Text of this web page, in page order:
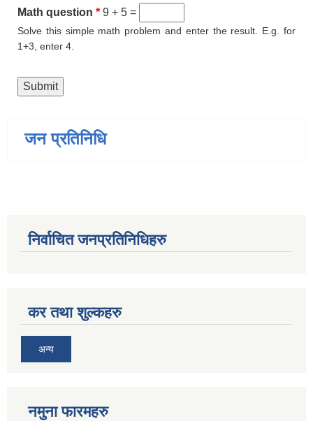
Math question * 9 + 5 =
Solve this simple math problem and enter the result. E.g. for
1+3, enter 4.
जन प्रतिनिधि
निर्वाचित जनप्रतिनिधिहरु
कर तथा शुल्कहरु
अन्य
नमुना फारमहरु